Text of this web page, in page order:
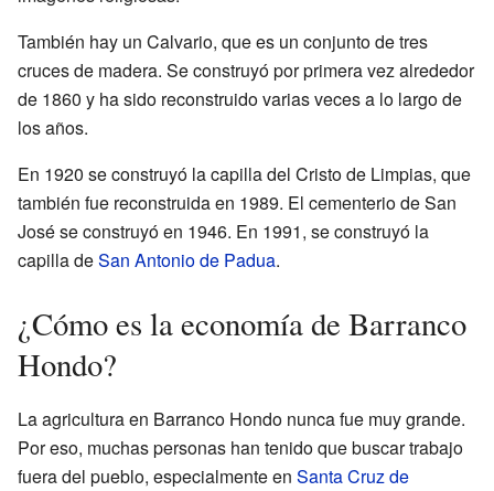
También hay un Calvario, que es un conjunto de tres
cruces de madera. Se construyó por primera vez alrededor
de 1860 y ha sido reconstruido varias veces a lo largo de
los años.
En 1920 se construyó la capilla del Cristo de Limpias, que
también fue reconstruida en 1989. El cementerio de San
José se construyó en 1946. En 1991, se construyó la
capilla deSan Antonio de Padua.
¿Cómo es la economía de Barranco
Hondo?
La agricultura en Barranco Hondo nunca fue muy grande.
Por eso, muchas personas han tenido que buscar trabajo
fuera del pueblo, especialmente en Santa Cruz de